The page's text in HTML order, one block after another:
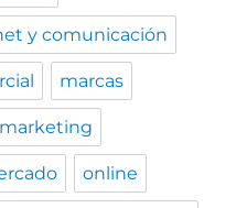
y comunicación
marcas
marketing
online